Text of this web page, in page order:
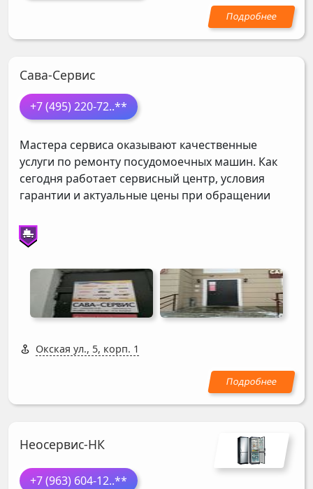
Сава-Сервис
+7 (495) 220-72..**
Мастера сервиса оказывают качественные
услуги по ремонту посудомоечных машин. Как
сегодня работает сервисный центр, условия
гарантии и актуальные цены при обращении
Окская ул., 5, корп. 1
Неосервис-НК
+7 (963) 604-12..**